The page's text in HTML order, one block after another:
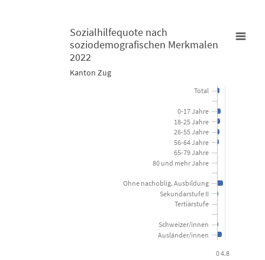
Sozialhilfequote nach soziodemografischen Merkmalen 2022
View as data table, Sozialhilfequote nach
The chart has 1 X axis displaying categories.
The chart has 1 Y axis displaying Prozent. Data ranges from 0 to
Sozialhilfequote nach
soziodemografischen Merkmalen
2022
Kanton Zug
04.8
Ausländer/innen
Schweizer/innen
Tertiärstufe
Sekundarstufe II
Ohne nachoblig. Ausbildung
80 und mehr Jahre
65-79 Jahre
56-64 Jahre
26-55 Jahre
18-25 Jahre
0-17 Jahre
Total